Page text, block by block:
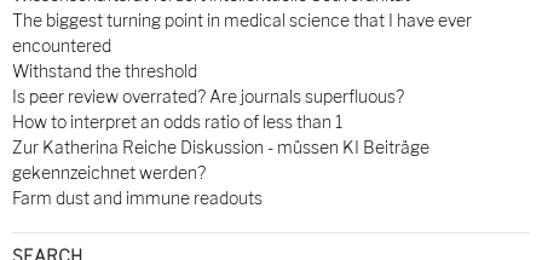
The biggest turning point in medical science that I have ever
encountered
Withstand the threshold
Is peer review overrated? Are journals superfluous?
How to interpret an odds ratio of less than 1
Zur Katherina Reiche Diskussion - müssen KI Beiträge
gekennzeichnet werden?
Farm dust and immune readouts
SEARCH